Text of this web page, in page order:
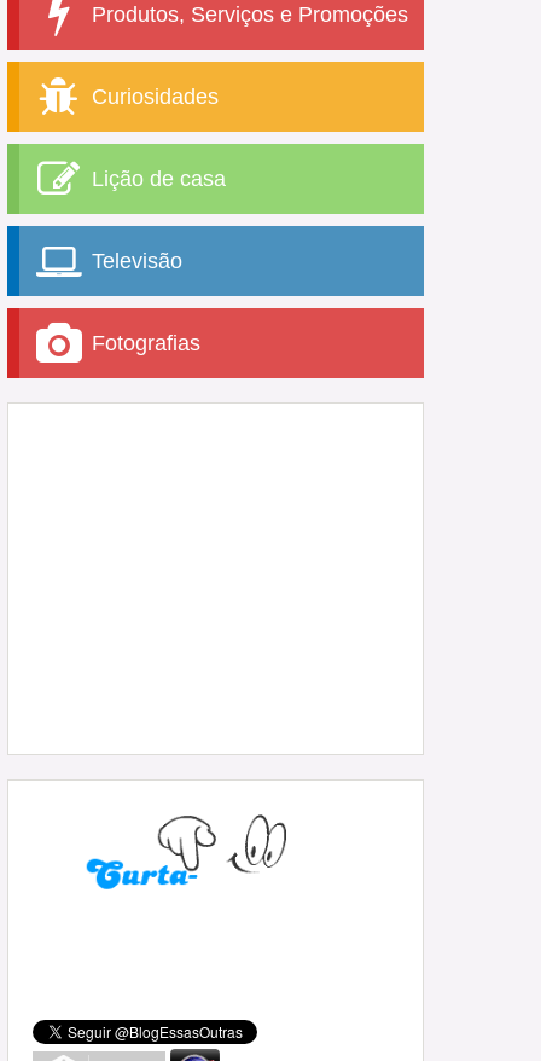
Produtos, Serviços e Promoções
Curiosidades
Lição de casa
Televisão
Fotografias